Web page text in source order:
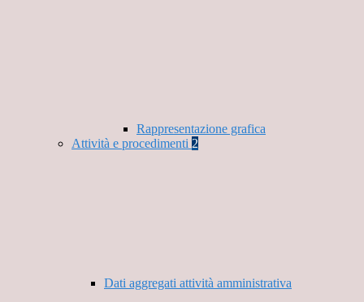
Rappresentazione grafica
Attività e procedimenti 2
Dati aggregati attività amministrativa